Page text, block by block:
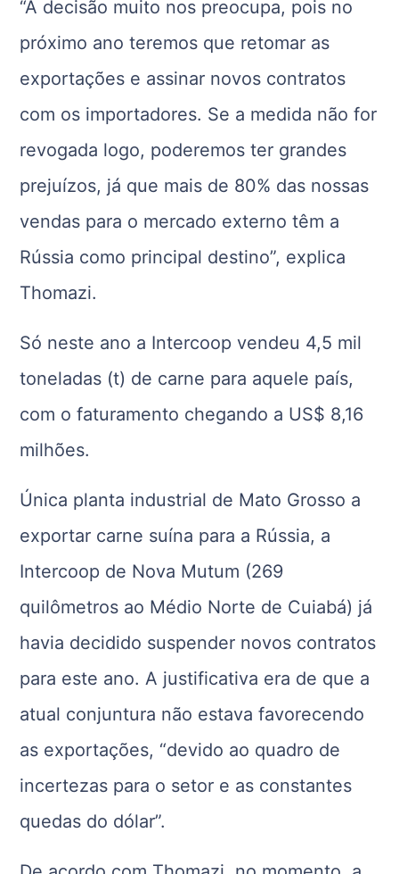
“A decisão muito nos preocupa, pois no
próximo ano teremos que retomar as
exportações e assinar novos contratos
com os importadores. Se a medida não for
revogada logo, poderemos ter grandes
prejuízos, já que mais de 80% das nossas
vendas para o mercado externo têm a
Rússia como principal destino”, explica
Thomazi.
Só neste ano a Intercoop vendeu 4,5 mil
toneladas (t) de carne para aquele país,
com o faturamento chegando a US$ 8,16
milhões.
Única planta industrial de Mato Grosso a
exportar carne suína para a Rússia, a
Intercoop de Nova Mutum (269
quilômetros ao Médio Norte de Cuiabá) já
havia decidido suspender novos contratos
para este ano. A justificativa era de que a
atual conjuntura não estava favorecendo
as exportações, “devido ao quadro de
incertezas para o setor e as constantes
quedas do dólar”.